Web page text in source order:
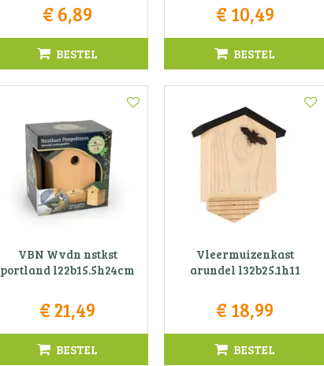
€ 6,89
BESTEL
€ 10,49
BESTEL
VBN Wvdn nstkst
portland l22b15.5h24cm
€ 21,49
BESTEL
Vleermuizenkast
arundel l32b25.1h11
€ 18,99
BESTEL